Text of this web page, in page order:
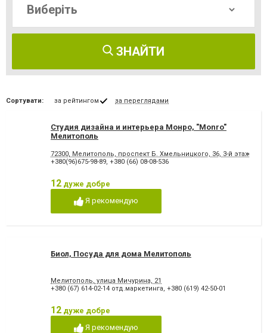
ЗНАЙТИ
Сортувати: за рейтингом за переглядами
Студия дизайна и интерьера Монро, "Monro"
Мелитополь
72300, Мелитополь, проспект Б. Хмельницкого, 36, 3-й этаж
+380(96)675-98-89, +380 (66) 08-08-536
12 дуже добре
Я рекомендую
Биол, Посуда для дома Мелитополь
Мелитополь, улица Мичурина, 21
+380 (67) 614-02-14 отд.маркетинга, +380 (619) 42-50-01
12 дуже добре
Я рекомендую